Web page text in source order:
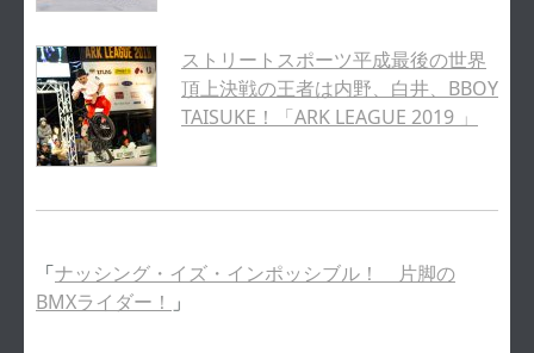
ストリートスポーツ平成最後の世界
頂上決戦の王者は内野、白井、BBOY
TAISUKE！「ARK LEAGUE 2019 」
「ナッシング・イズ・インポッシブル！ 片脚の
BMXライダー！ 」